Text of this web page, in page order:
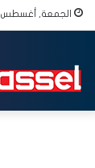
الجمعة, أغسطس 7 2026